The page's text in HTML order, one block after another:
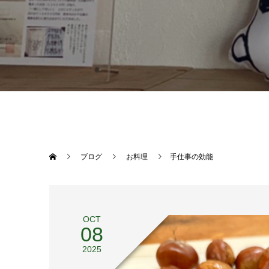
ブログ お料理 手仕事の効能
OCT
08
2025